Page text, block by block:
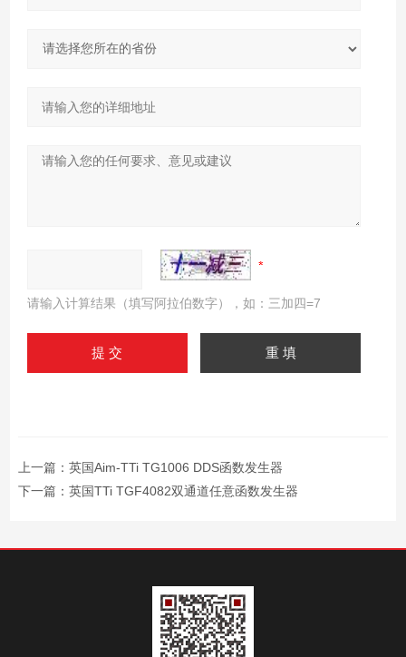
请输入计算结果（填写阿拉伯数字），如：三加四=7
上一篇： 英国Aim-TTi TG1006 DDS函数发生器
下一篇： 英国TTi TGF4082双通道任意函数发生器